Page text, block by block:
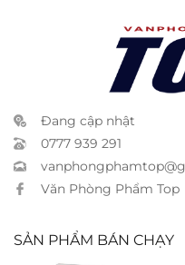
Đang cập nhật
0777 939 291
Văn Phòng Phẩm Top
SẢN PHẨM BÁN CHẠY